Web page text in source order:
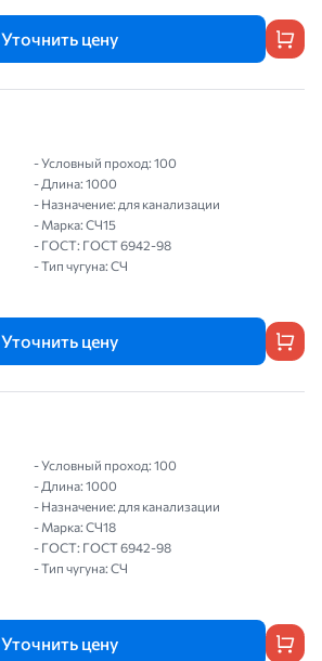
Уточнить цену
- Условный проход: 100
- Длина: 1000
- Назначение: для канализации
- Марка: СЧ15
- ГОСТ: ГОСТ 6942-98
- Тип чугуна: СЧ
Уточнить цену
- Условный проход: 100
- Длина: 1000
- Назначение: для канализации
- Марка: СЧ18
- ГОСТ: ГОСТ 6942-98
- Тип чугуна: СЧ
Уточнить цену